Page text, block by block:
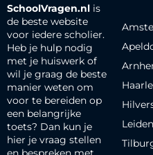
SchoolVragen.nl is
de beste website
voor iedere scholier.
Heb je hulp nodig
met je huiswerk of
wil je graag de beste
manier weten om
voor te bereiden op
een belangrijke
toets? Dan kun je
hier je vraag stellen
Leiden